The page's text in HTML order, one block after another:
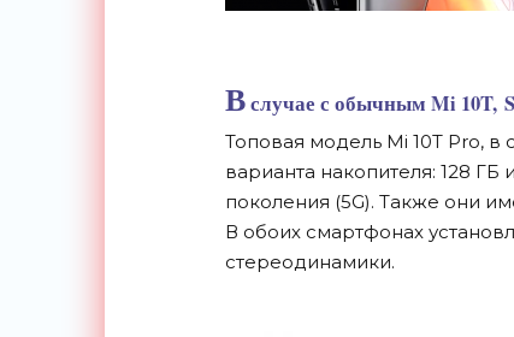
Вслучае с обычным Mi 10T,
Топовая модель Mi 10T Pro,
варианта накопителя: 128
поколения (5G). Также они
В обоихсмартфонах
стереодинамики.